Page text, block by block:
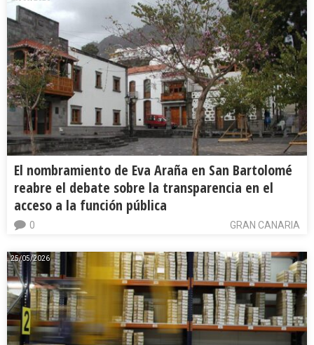
El nombramiento de Eva Araña en San Bartolomé
reabre el debate sobre la transparencia en el
acceso a la función pública
GRAN CANARIA
0
25/05/2026